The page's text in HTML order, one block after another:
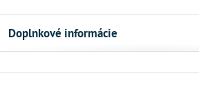
Doplnkové informácie